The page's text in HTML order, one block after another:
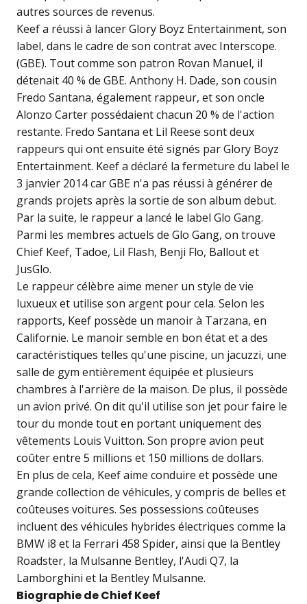
autres sources de revenus.
Keef a réussi à lancer Glory Boyz Entertainment, son
label, dans le cadre de son contrat avec Interscope.
(GBE). Tout comme son patron Rovan Manuel, il
détenait 40 % de GBE. Anthony H. Dade, son cousin
Fredo Santana, également rappeur, et son oncle
Alonzo Carter possédaient chacun 20 % de l'action
restante. Fredo Santana et Lil Reese sont deux
rappeurs qui ont ensuite été signés par Glory Boyz
Entertainment. Keef a déclaré la fermeture du label le
3 janvier 2014 car GBE n'a pas réussi à générer de
grands projets après la sortie de son album debut.
Par la suite, le rappeur a lancé le label Glo Gang.
Parmi les membres actuels de Glo Gang, on trouve
Chief Keef, Tadoe, Lil Flash, Benji Flo, Ballout et
JusGlo.
Le rappeur célèbre aime mener un style de vie
luxueux et utilise son argent pour cela. Selon les
rapports, Keef possède un manoir à Tarzana, en
Californie. Le manoir semble en bon état et a des
caractéristiques telles qu'une piscine, un jacuzzi, une
salle de gym entièrement équipée et plusieurs
chambres à l'arrière de la maison. De plus, il possède
un avion privé. On dit qu'il utilise son jet pour faire le
tour du monde tout en portant uniquement des
vêtements Louis Vuitton. Son propre avion peut
coûter entre 5 millions et 150 millions de dollars.
En plus de cela, Keef aime conduire et possède une
grande collection de véhicules, y compris de belles et
coûteuses voitures. Ses possessions coûteuses
incluent des véhicules hybrides électriques comme la
BMW i8 et la Ferrari 458 Spider, ainsi que la Bentley
Roadster, la Mulsanne Bentley, l'Audi Q7, la
Lamborghini et la Bentley Mulsanne.
Biographie de Chief Keef